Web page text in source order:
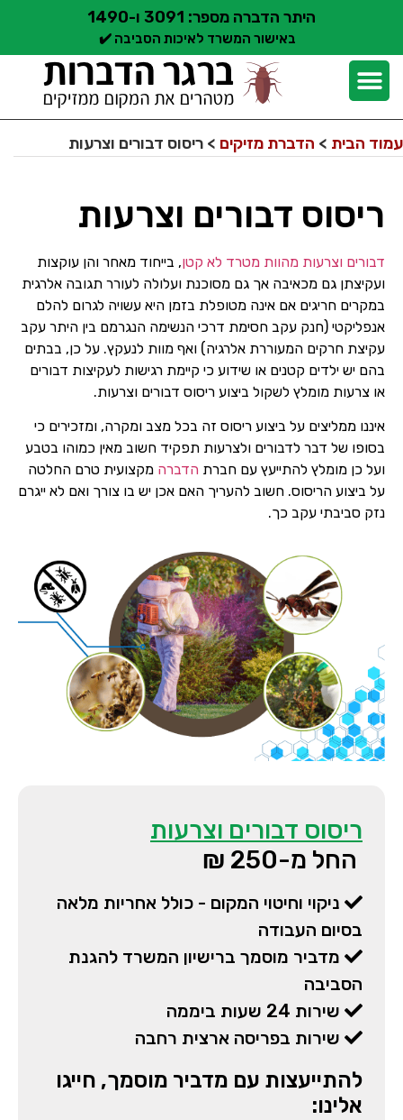
היתר הדברה מספר: 3091 ו-1490
באישור המשרד לאיכות הסביבה ✔️
עמוד הבית > הדברת מזיקים > ריסוס דבורים וצרעות
ריסוס דבורים וצרעות
דבורים וצרעות מהוות מטרד לא קטן, בייחוד מאחר והן עוקצות
ועקיצתן גם מכאיבה אך גם מסוכנת ועלולה לעורר תגובה אלרגית
במקרים חריגים אם אינה מטופלת בזמן היא עשויה לגרום להלם
אנפליקטי (חנק עקב חסימת דרכי הנשימה הנגרמם בין היתר עקב
עקיצת חרקים המעוררת אלרגיה) ואף מוות לנעקץ. על כן, בבתים
בהם יש ילדים קטנים או שידוע כי קיימת רגישות לעקיצות דבורים
או צרעות מומלץ לשקול ביצוע ריסוס דבורים וצרעות.
איננו ממליצים על ביצוע ריסוס זה בכל מצב ומקרה, ומזכירים כי
בסופו של דבר לדבורים ולצרעות תפקיד חשוב מאין כמוהו בטבע
ועל כן מומלץ להתייעץ עם חברת הדברה מקצועית טרם החלטה
על ביצוע הריסוס. חשוב להעריך האם אכן יש בו צורך ואם לא ייגרם
נזק סביבתי עקב כך.
ריסוס דבורים וצרעות
החל מ-250 ₪
ניקוי וחיטוי המקום - כולל אחריות מלאה
בסיום העבודה
מדביר מוסמך ברישיון המשרד להגנת
הסביבה
שירות 24 שעות ביממה
שירות בפריסה ארצית רחבה
להתייעצות עם מדביר מוסמך, חייגו
אלינו: